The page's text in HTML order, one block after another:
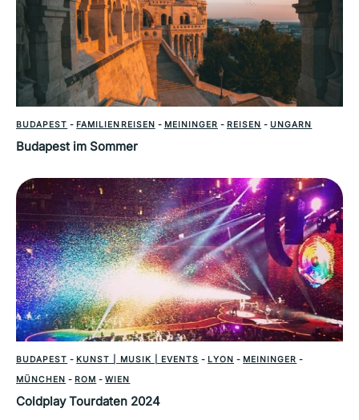
BUDAPEST - FAMILIENREISEN - MEININGER - REISEN - UNGARN
Budapest im Sommer
BUDAPEST - KUNST | MUSIK | EVENTS - LYON - MEININGER -
MÜNCHEN - ROM -WIEN
Coldplay Tourdaten 2024